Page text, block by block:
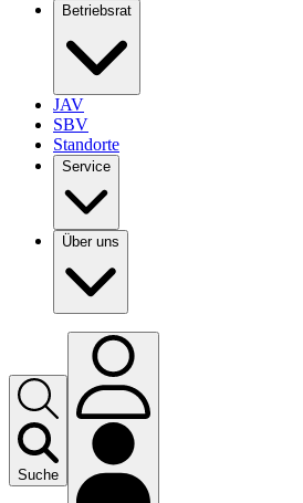
Betriebsrat
JAV
SBV
Standorte
Service
Über uns
Suche